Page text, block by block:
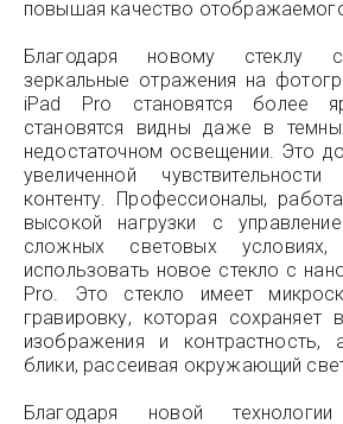
повышая качество
Благодаря новому стеклу с
зеркальные отражения на
iPad Pro становятся более
становятся видны даже в
недостаточном освещении. Это
увеличенной
контенту. Профессионалы,
высокой нагрузки с
сложных световых
использовать новое стекло с
Pro. Это стекло имеет
гравировку, которая сохраняет
изображения и
блики, рассеивая окружающий
Благодаря новой